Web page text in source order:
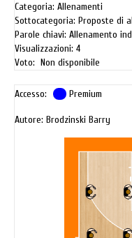
Categoria: Allenamenti
Sottocategoria: Proposte di
Parole chiavi: Allenamento
Visualizzazioni: 4
Voto: Non disponibile
Accesso: Premium
Autore: Brodzinski Barry